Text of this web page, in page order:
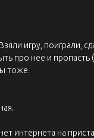
игру, поиграли,
про нее и пропасть (
тоже.
интернета на